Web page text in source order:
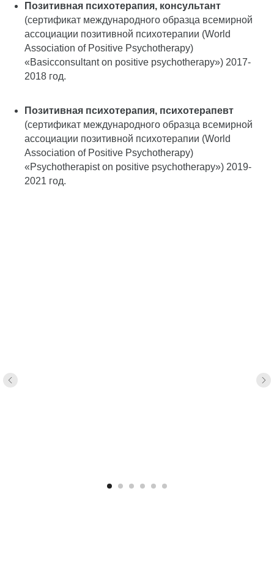
Позитивная психотерапия, консультант
(сертификат международного образца всемирной
ассоциации позитивной психотерапии (World
Association of Positive Psychotherapy)
«Basicconsultant on positive psychotherapy») 2017-
2018 год.
Позитивная психотерапия, психотерапевт
(сертификат международного образца всемирной
ассоциации позитивной психотерапии (World
Association of Positive Psychotherapy)
«Psychotherapist on positive psychotherapy») 2019-
2021 год.